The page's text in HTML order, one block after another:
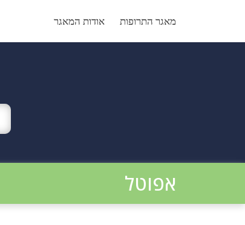
מאגר התרופות אודות המאגר
אפוטל